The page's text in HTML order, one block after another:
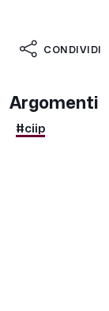
CONDIVIDI
Argomenti
#ciip